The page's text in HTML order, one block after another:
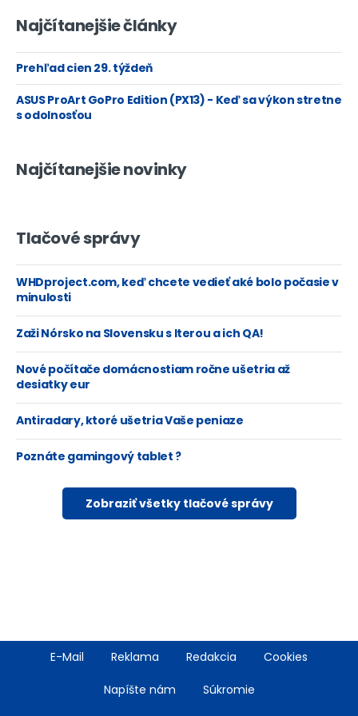
Najčítanejšie články
Prehľad cien 29. týždeň
ASUS ProArt GoPro Edition (PX13) - Keď sa výkon stretne
s odolnosťou
Najčítanejšie novinky
Tlačové správy
WHDproject.com, keď chcete vedieť aké bolo počasie v
minulosti
Zaži Nórsko na Slovensku s Iterou a ich QA!
Nové počítače domácnostiam ročne ušetria až
desiatky eur
Antiradary, ktoré ušetria Vaše peniaze
Poznáte gamingový tablet ?
Zobraziť všetky tlačové správy
FooterE-Mail Reklama Redakcia Cookies
Napíšte nám Súkromie